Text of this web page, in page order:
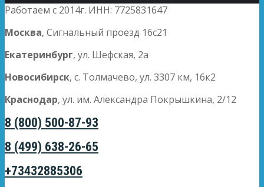
Работаем с 2014г. ИНН: 7725831647
Москва, Сигнальный проезд 16с21
Екатеринбург, ул. Шефская, 2а
Новосибирск, с. Толмачево, ул. 3307 км, 16к2
Краснодар, ул. им. Александра Покрышкина, 2/12
8 (800) 500-87-93
8 (499) 638-26-65
+73432885306